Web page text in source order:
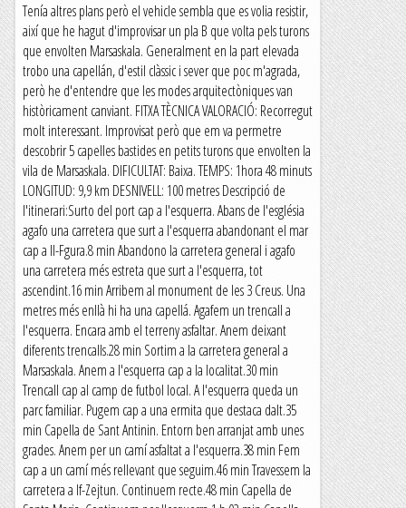
Tenía altres plans però el vehicle sembla que es volia resistir,
així que he hagut d'improvisar un pla B que volta pels turons
que envolten Marsaskala. Generalment en la part elevada
trobo una capellán, d'estil clàssic i sever que poc m'agrada,
però he d'entendre que les modes arquitectòniques van
històricament canviant. FITXA TÈCNICA VALORACIÓ: Recorregut
molt interessant. Improvisat però que em va permetre
descobrir 5 capelles bastides en petits turons que envolten la
vila de Marsaskala. DIFICULTAT: Baixa. TEMPS: 1hora 48 minuts
LONGITUD: 9,9 km DESNIVELL: 100 metres Descripció de
l'itinerari:Surto del port cap a l'esquerra. Abans de l'església
agafo una carretera que surt a l'esquerra abandonant el mar
cap a Il-Fgura.8 min Abandono la carretera general i agafo
una carretera més estreta que surt a l'esquerra, tot
ascendint.16 min Arribem al monument de les 3 Creus. Una
metres més enllà hi ha una capellá. Agafem un trencall a
l'esquerra. Encara amb el terreny asfaltar. Anem deixant
diferents trencalls.28 min Sortim a la carretera general a
Marsaskala. Anem a l'esquerra cap a la localitat.30 min
Trencall cap al camp de futbol local. A l'esquerra queda un
parc familiar. Pugem cap a una ermita que destaca dalt.35
min Capella de Sant Antinin. Entorn ben arranjat amb unes
grades. Anem per un camí asfaltat a l'esquerra.38 min Fem
cap a un camí més rellevant que seguim.46 min Travessem la
carretera a If-Zejtun. Continuem recte.48 min Capella de